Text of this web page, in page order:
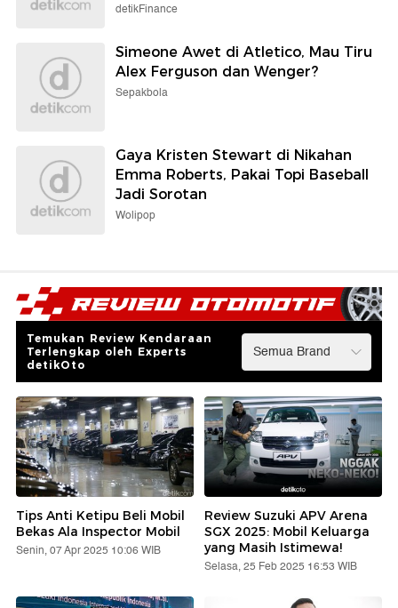
detikFinance
Simeone Awet di Atletico, Mau Tiru
Alex Ferguson dan Wenger?
Sepakbola
Gaya Kristen Stewart di Nikahan
Emma Roberts, Pakai Topi Baseball
Jadi Sorotan
Wolipop
Temukan Review Kendaraan
Terlengkap oleh Experts
detikOto
Tips Anti Ketipu Beli Mobil
Bekas Ala Inspector Mobil
Senin, 07 Apr 2025 10:06 WIB
Review Suzuki APV Arena
SGX 2025: Mobil Keluarga
yang Masih Istimewa!
Selasa, 25 Feb 2025 16:53 WIB